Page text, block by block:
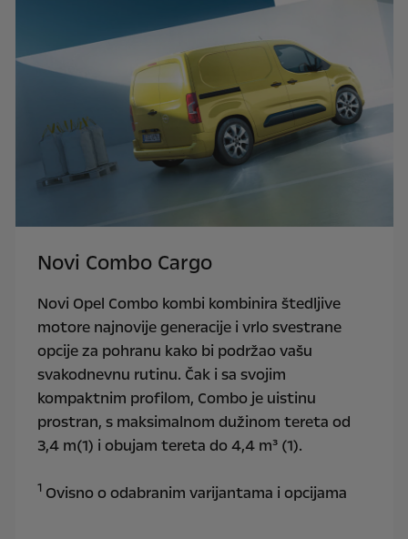
Novi Combo Cargo
Novi Opel Combo kombi kombinira štedljive
motore najnovije generacije i vrlo svestrane
opcije za pohranu kako bi podržao vašu
svakodnevnu rutinu. Čak i sa svojim
kompaktnim profilom, Combo je uistinu
prostran, s maksimalnom dužinom tereta od
3,4 m(1) i obujam tereta do 4,4 m³ (1).
1Ovisno o odabranim varijantama i opcijama